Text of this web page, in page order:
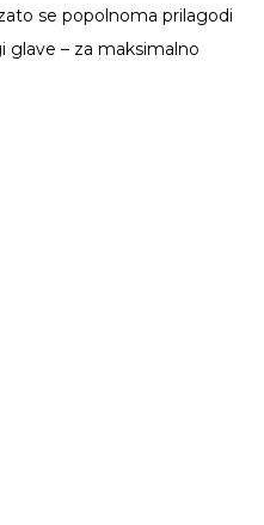
se popolnoma prilagodi
glave – za maksimalno